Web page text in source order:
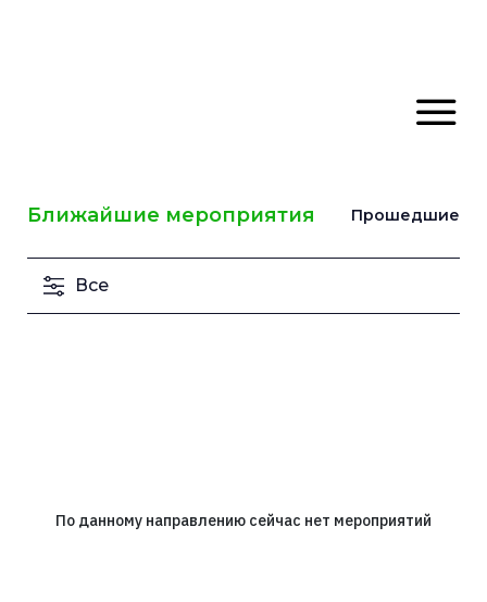
Ближайшие мероприятия Прошедшие
Все
По данному направлению сейчас нет мероприятий